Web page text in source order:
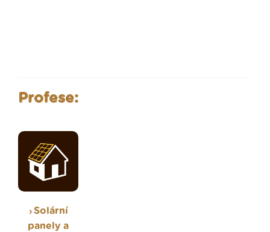
Profese:
Solární
panely a